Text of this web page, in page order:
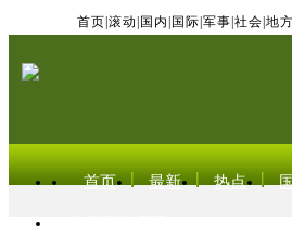
首页 滚动 国内 国际 军事 社会 地方
首页 最新 热点